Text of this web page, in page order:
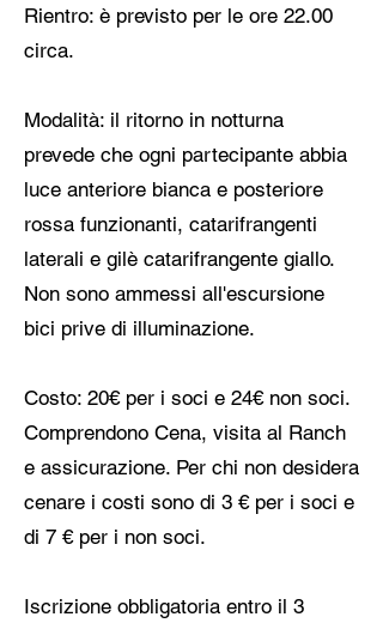
Rientro: è previsto per le ore 22.00
circa.
Modalità: il ritorno in notturna
prevede che ogni partecipante abbia
luce anteriore bianca e posteriore
rossa funzionanti, catarifrangenti
laterali e gilè catarifrangente giallo.
Non sono ammessi all'escursione
bici prive di illuminazione.
Costo: 20€ per i soci e 24€ non soci.
Comprendono Cena, visita al Ranch
e assicurazione. Per chi non desidera
cenare i costi sono di 3 € per i soci e
di 7 € per i non soci.
Iscrizione obbligatoria entro il 3